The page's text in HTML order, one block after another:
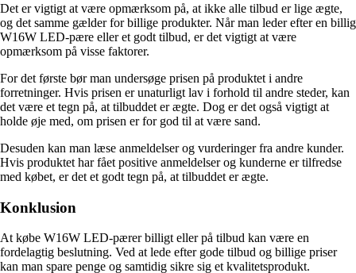
Det er vigtigt at være opmærksom på, at ikke alle tilbud er lige ægte,
og det samme gælder for billige produkter. Når man leder efter en billig
W16W LED-pære eller et godt tilbud, er det vigtigt at være
opmærksom på visse faktorer.
For det første bør man undersøge prisen på produktet i andre
forretninger. Hvis prisen er unaturligt lav i forhold til andre steder, kan
det være et tegn på, at tilbuddet er ægte. Dog er det også vigtigt at
holde øje med, om prisen er for god til at være sand.
Desuden kan man læse anmeldelser og vurderinger fra andre kunder.
Hvis produktet har fået positive anmeldelser og kunderne er tilfredse
med købet, er det et godt tegn på, at tilbuddet er ægte.
Konklusion
At købe W16W LED-pærer billigt eller på tilbud kan være en
fordelagtig beslutning. Ved at lede efter gode tilbud og billige priser
kan man spare penge og samtidig sikre sig et kvalitetsprodukt.